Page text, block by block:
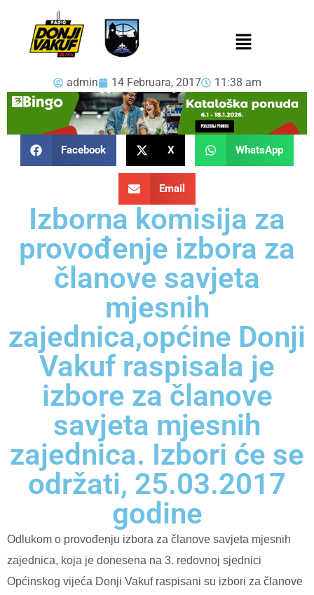
admin 14 Februara, 2017 11:38 am
Facebook X WhatsApp
Email
Izborna komisija za
provođenje izbora za
članove savjeta
mjesnih
zajednica,općine Donji
Vakuf raspisala je
izbore za članove
savjeta mjesnih
zajednica. Izbori će se
održati, 25.03.2017
godine
Odlukom o provođenju izbora za članove savjeta mjesnih
zajednica, koja je donesena na 3. redovnoj sjednici
Općinskog vijeća Donji Vakuf raspisani su izbori za članove